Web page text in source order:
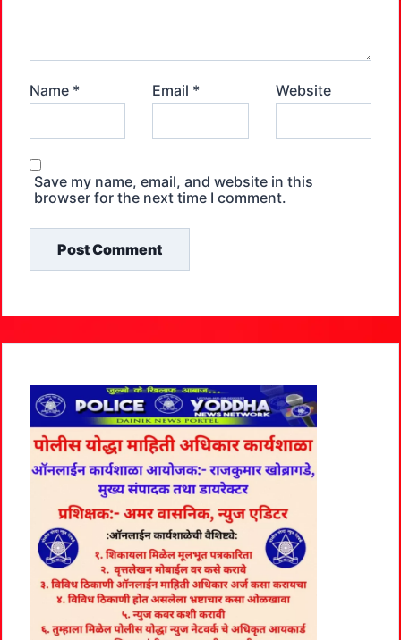
Name * Email * Website
Save my name, email, and website in this
browser for the next time I comment.